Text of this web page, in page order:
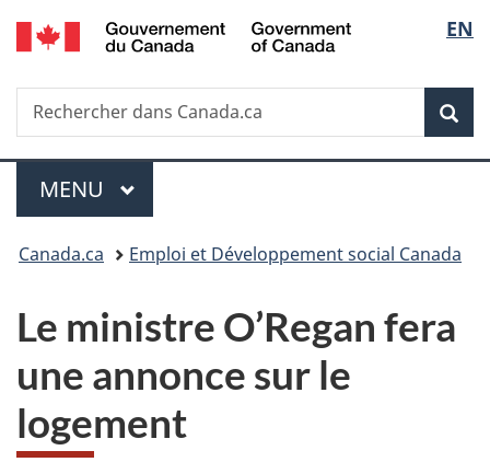
Passer
au
principal
Passer
à
Au
du
Passer
à
version
simplifiée
de
la
EN
Recherche
Rechercher
dans
Menu
MENU PRINCIPAL
Vous
ici :
Canada.ca Emploi et Développement social Canada
Le ministre O’Regan fera
une annonce sur le
logement